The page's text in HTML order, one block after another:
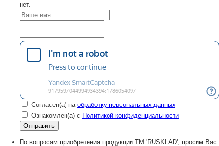
нет.
Согласен(а) на обработку персональных данных
Ознакомлен(а) с Политикой конфиденциальности
По вопросам приобретения продукции TM 'RUSKLAD', просим Вас